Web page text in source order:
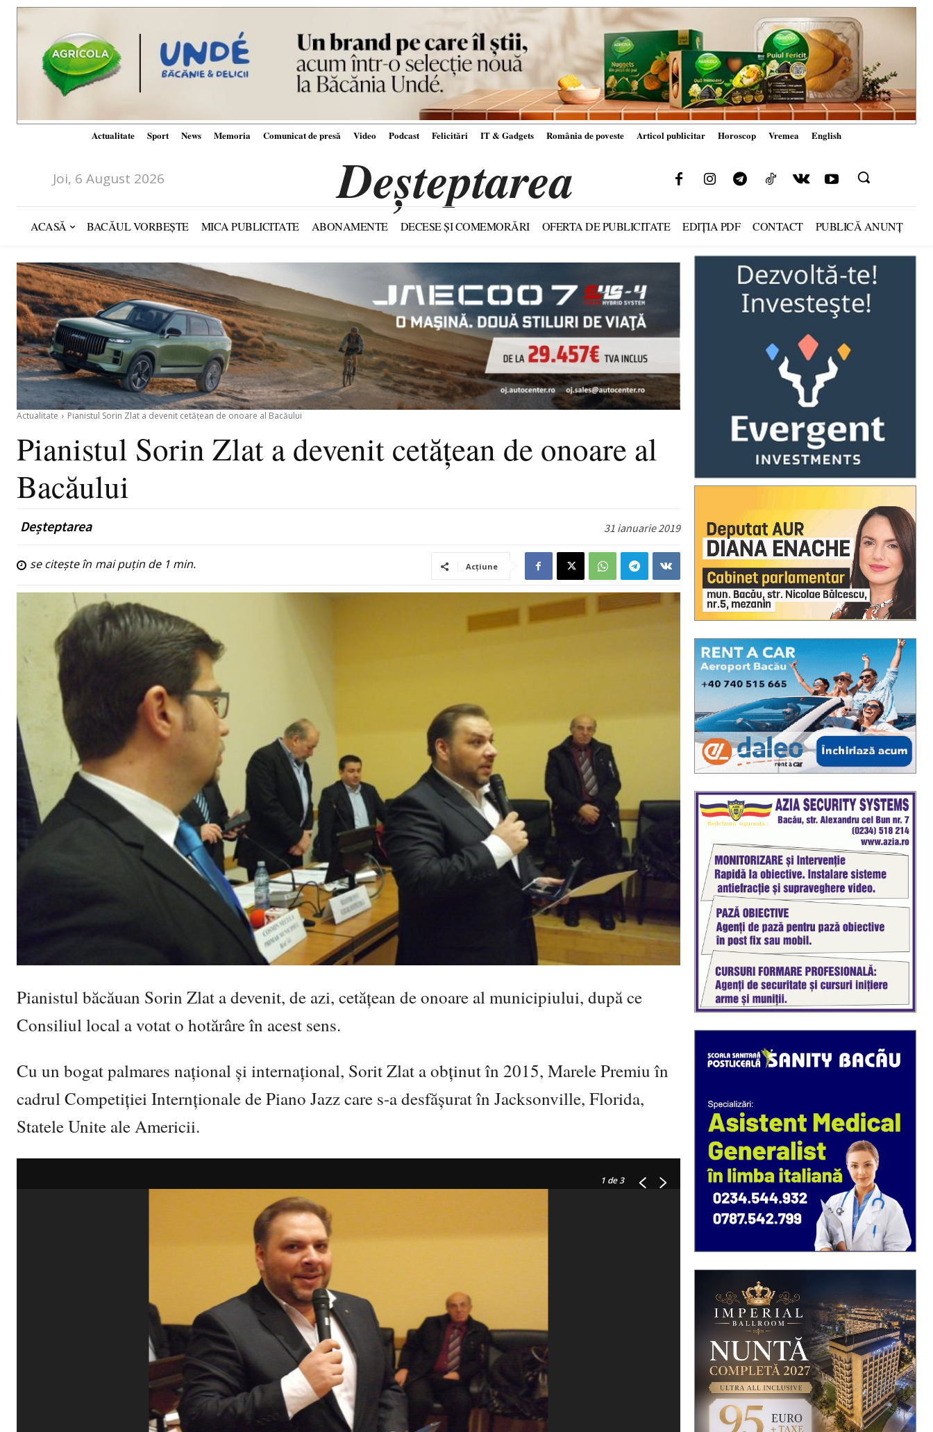
Actualitate Sport News Memoria Comunicat de presă Video Podcast Felicitări IT & Gadgets România de poveste Articol publicitar Horoscop Vremea English
Joi, 6 August 2026 Deșteptarea
ACASĂ BACĂUL VORBEȘTE MICA PUBLICITATE ABONAMENTE DECESE ȘI COMEMORĂRI OFERTA DE PUBLICITATE EDIȚIA PDF CONTACT PUBLICĂ ANUNȚ
Actualitate Pianistul Sorin Zlat a devenit cetățean de onoare al Bacăului
Pianistul Sorin Zlat a devenit cetățean de onoare al
Bacăului
Deșteptarea 31 ianuarie 2019
se citește în mai puțin de 1 min. Acțiune
Pianistul băcăuan Sorin Zlat a devenit, de azi, cetățean de onoare al municipiului, după ce
Consiliul local a votat o hotărâre în acest sens.
Cu un bogat palmares național și internațional, Sorit Zlat a obținut în 2015, Marele Premiu în
cadrul Competiţiei Internționale de Piano Jazz care s-a desfășurat în Jacksonville, Florida,
Statele Unite ale Americii.
1 de 3